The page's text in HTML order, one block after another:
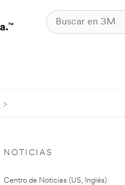
NOTICIAS
Centro de Noticias (US, Inglés)